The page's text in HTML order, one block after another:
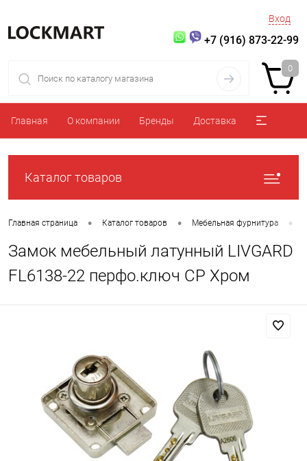
Вход
+7 (916) 873-22-99
0
Главная О компании Бренды Доставка
Каталог товаров
Главная страница • Каталог товаров • Мебельная фурнитура •
Замок мебельный латунный LIVGARD
FL6138-22 перфо.ключ CP Хром